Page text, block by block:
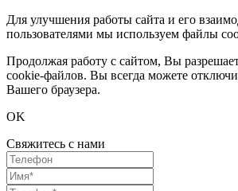
Для улучшения работы сайта и его
пользователями мы используем файлы
Продолжая работу с сайтом, Вы
cookie-файлов. Вы всегда можете
Вашего браузера.
OK
Свяжитесь с нами